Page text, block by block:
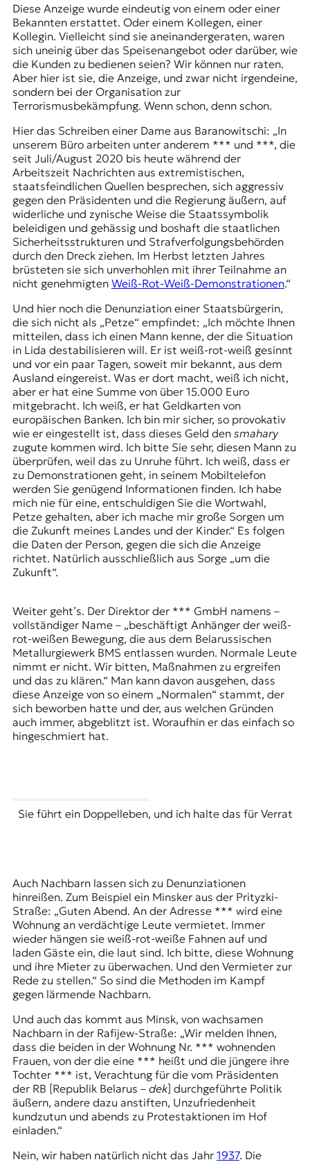
O
s
t
e
u
r
o
p
a
Diese Anzeige wurde eindeutig von einem oder einer
Bekannten erstattet. Oder einem Kollegen, einer
Kollegin. Vielleicht sind sie aneinandergeraten, waren
sich uneinig über das Speisenangebot oder darüber, wie
die Kunden zu bedienen seien? Wir können nur raten.
Aber hier ist sie, die Anzeige, und zwar nicht irgendeine,
sondern bei der Organisation zur
Terrorismusbekämpfung. Wenn schon, denn schon.
Hier das Schreiben einer Dame aus Baranowitschi: „In
unserem Büro arbeiten unter anderem *** und ***, die
seit Juli/August 2020 bis heute während der
Arbeitszeit Nachrichten aus extremistischen,
staatsfeindlichen Quellen besprechen, sich aggressiv
gegen den Präsidenten und die Regierung äußern, auf
widerliche und zynische Weise die Staatssymbolik
beleidigen und gehässig und boshaft die staatlichen
Sicherheitsstrukturen und Strafverfolgungsbehörden
durch den Dreck ziehen. Im Herbst letzten Jahres
brüsteten sie sich unverhohlen mit ihrer Teilnahme an
nicht genehmigten Weiß-Rot-Weiß-Demonstrationen.“
Und hier noch die Denunziation einer Staatsbürgerin,
die sich nicht als „Petze“ empfindet: „Ich möchte Ihnen
mitteilen, dass ich einen Mann kenne, der die Situation
in Lida destabilisieren will. Er ist weiß-rot-weiß gesinnt
und vor ein paar Tagen, soweit mir bekannt, aus dem
Ausland eingereist. Was er dort macht, weiß ich nicht,
aber er hat eine Summe von über 15.000 Euro
mitgebracht. Ich weiß, er hat Geldkarten von
europäischen Banken. Ich bin mir sicher, so provokativ
wie er eingestellt ist, dass dieses Geld den smahary
zugute kommen wird. Ich bitte Sie sehr, diesen Mann zu
überprüfen, weil das zu Unruhe führt. Ich weiß, dass er
zu Demonstrationen geht, in seinem Mobiltelefon
werden Sie genügend Informationen finden. Ich habe
mich nie für eine, entschuldigen Sie die Wortwahl,
Petze gehalten, aber ich mache mir große Sorgen um
die Zukunft meines Landes und der Kinder.“ Es folgen
die Daten der Person, gegen die sich die Anzeige
richtet. Natürlich ausschließlich aus Sorge „um die
Zukunft“.
Weiter geht’s. Der Direktor der *** GmbH namens –
vollständiger Name – „beschäftigt Anhänger der weiß-
rot-weißen Bewegung, die aus dem Belarussischen
Metallurgiewerk BMS entlassen wurden. Normale Leute
nimmt er nicht. Wir bitten, Maßnahmen zu ergreifen
und das zu klären.“ Man kann davon ausgehen, dass
diese Anzeige von so einem „Normalen“ stammt, der
sich beworben hatte und der, aus welchen Gründen
auch immer, abgeblitzt ist. Woraufhin er das einfach so
hingeschmiert hat.
Sie führt ein Doppelleben, und ich halte das für Verrat
Auch Nachbarn lassen sich zu Denunziationen
hinreißen. Zum Beispiel ein Minsker aus der Prityzki-
Straße: „Guten Abend. An der Adresse *** wird eine
Wohnung an verdächtige Leute vermietet. Immer
wieder hängen sie weiß-rot-weiße Fahnen auf und
laden Gäste ein, die laut sind. Ich bitte, diese Wohnung
und ihre Mieter zu überwachen. Und den Vermieter zur
Rede zu stellen.“ So sind die Methoden im Kampf
gegen lärmende Nachbarn.
Und auch das kommt aus Minsk, von wachsamen
Nachbarn in der Rafijew-Straße: „Wir melden Ihnen,
dass die beiden in der Wohnung Nr. *** wohnenden
Frauen, von der die eine *** heißt und die jüngere ihre
Tochter *** ist, Verachtung für die vom Präsidenten
der RB [Republik Belarus – dek] durchgeführte Politik
äußern, andere dazu anstiften, Unzufriedenheit
kundzutun und abends zu Protestaktionen im Hof
einladen.“
Nein, wir haben natürlich nicht das Jahr 1937. Die